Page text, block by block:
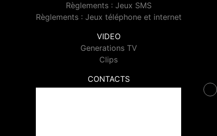
Règlements : Jeux SMS
Règlements : Jeux téléphone et internet
VIDEO
Generations TV
Clips
CONTACTS
Contacter Generations